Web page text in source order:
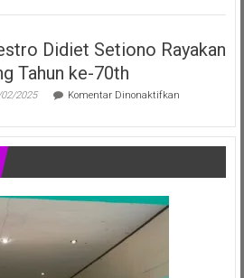
Positif
Elizabeth,
Anak
Siap
Harumkan
Ajang
Juli
Didiet Setiono Rayakan
Tahun ke-70th
2025 Komentar Dinonaktifkanpada
Setiono
Rayakan
Tahun